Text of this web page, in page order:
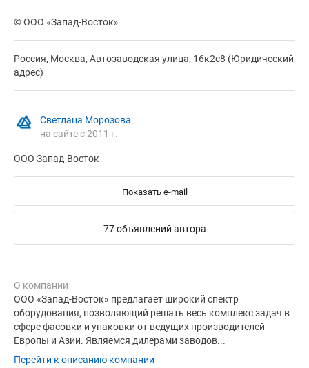
© ООО «Запад-Восток»
Россия, Москва, Автозаводская улица, 16к2с8 (Юридический
адрес)
Светлана Морозова
на сайте с 2011 г.
ООО Запад-Восток
Показать e-mail
77 объявлений автора
О компании
ООО «Запад-Восток» предлагает широкий спектр
оборудования, позволяющий решать весь комплекс задач в
сфере фасовки и упаковки от ведущих производителей
Европы и Азии. Являемся дилерами заводов...
Перейти к описанию компании